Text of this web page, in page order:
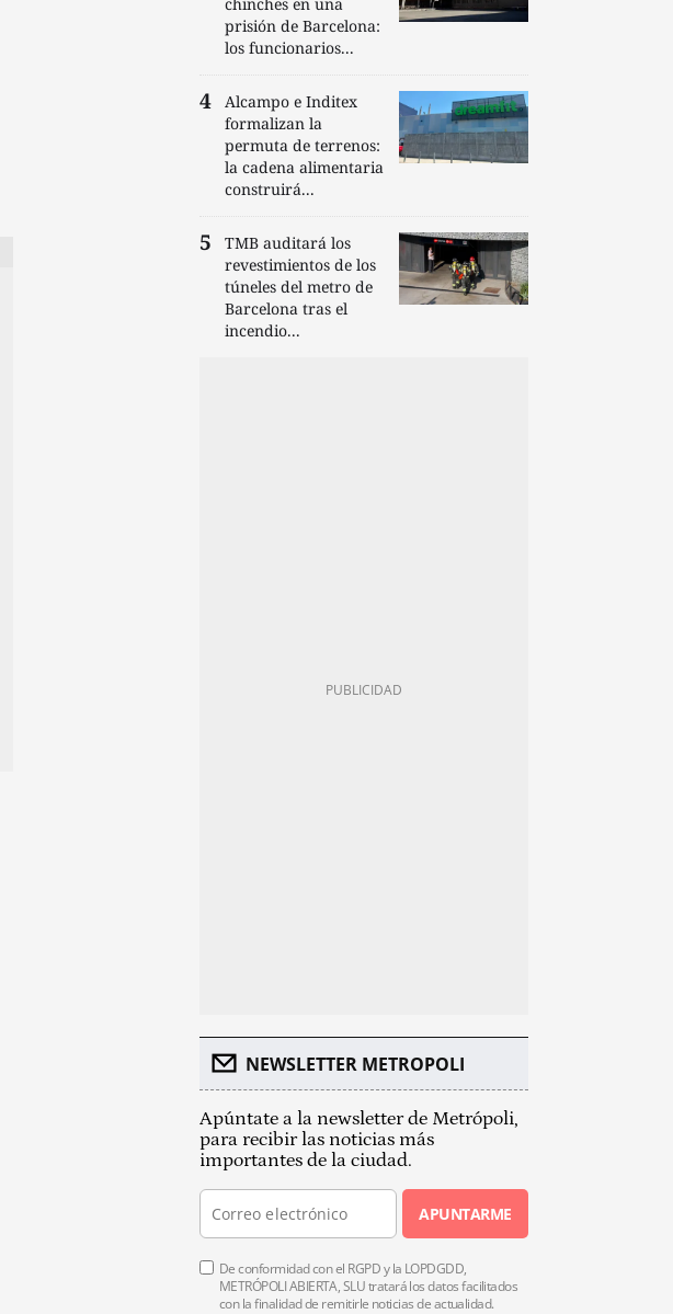
prisión de Barcelona:
los funcionarios...
Alcampo e Inditex
formalizan la
permuta de terrenos:
la cadena alimentaria
construirá...
TMB auditará los
revestimientos de los
túneles del metro de
Barcelona tras el
incendio...
NEWSLETTER METROPOLI
Apúntate a la newsletter de Metrópoli,
para recibir las noticias más
importantes de la ciudad.
APUNTARME
De conformidad con el RGPD y la LOPDGDD,
METRÓPOLI ABIERTA, SLU tratará los datos facilitados
con la finalidad de remitirle noticias de actualidad.